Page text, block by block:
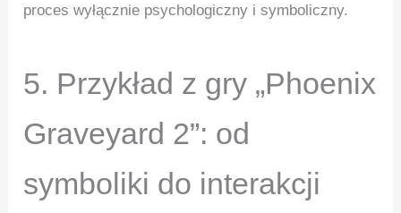
proces wyłącznie psychologiczny i symboliczny.
5. Przykład z gry „Phoenix
Graveyard 2”: od
symboliki do interakcji